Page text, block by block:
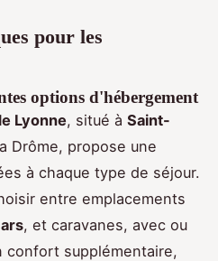
pour les
options d'hébergement
Lyonne, situé à Saint-
Drôme, propose une
à chaque type de séjour.
entre emplacements
, et caravanes, avec ou
confort supplémentaire,